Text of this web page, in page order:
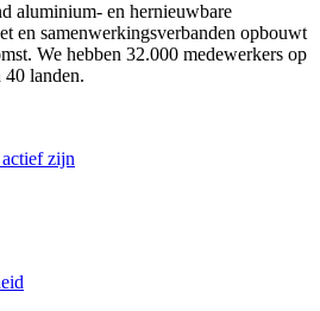
aluminium- en hernieuwbare
en samenwerkingsverbanden opbouwt
We hebben 32.000 medewerkers op
40 landen.
zijn